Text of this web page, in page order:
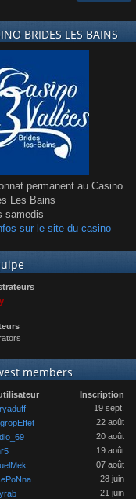
BRIDES LES BAINS
permanent au Casino
Les Bains
samedis
sur le site du casino
members
Inscription
19 sept.
22 août
20 août
19 août
07 août
28 juin
21 juin